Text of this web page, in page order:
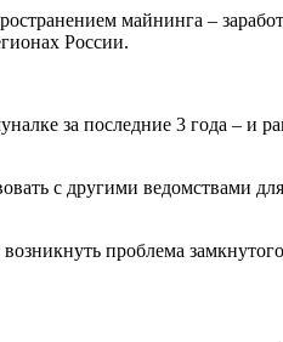
майнинга –
России.
за последние 3 года – и
с другими ведомствами
проблема